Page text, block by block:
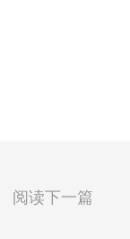
阅读下一篇